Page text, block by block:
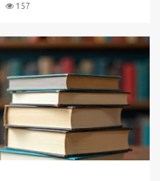
157